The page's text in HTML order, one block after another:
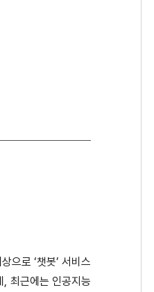
으로 ‘챗봇’ 서비스
, 최근에는 인공지능